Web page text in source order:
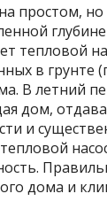
простом,
тепловой
в грунте
В летний
дом,
и
дома и